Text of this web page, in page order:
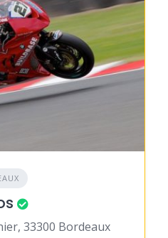
33300 Bordeaux